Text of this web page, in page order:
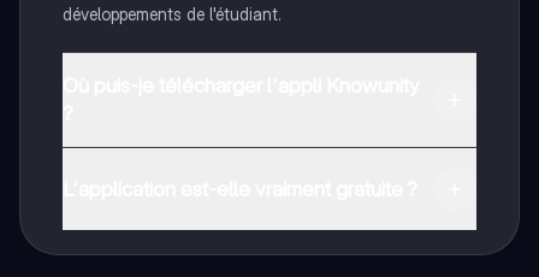
développements de l'étudiant.